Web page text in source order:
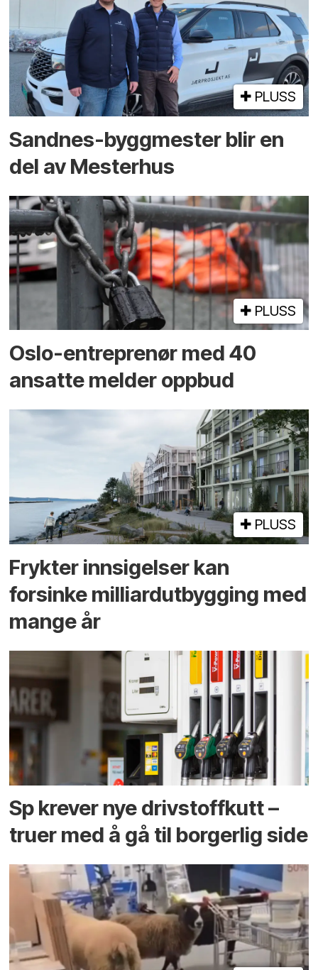
PLUSS
Sandnes-byggmester blir en
del av Mesterhus
PLUSS
Oslo-entreprenør med 40
ansatte melder oppbud
PLUSS
Frykter innsigelser kan
forsinke milliard­utbygging med
mange år
Sp krever nye drivstoffkutt –
truer med å gå til borgerlig side